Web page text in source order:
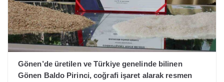
Gönen’de üretilen ve Türkiye genelinde bilinen
Gönen Baldo Pirinci, coğrafi işaret alarak resmen